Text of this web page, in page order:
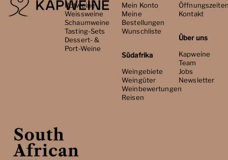
Rotweine
Weissweine
Schaumweine
Tasting-Sets
Dessert- &
Port-Weine
Mein Konto
Meine
Bestellungen
Wunschliste
Südafrika
Weingebiete
Weingüter
Weinbewertungen
Reisen
Kontakt
Über uns
Kapweine
Team
Jobs
Newsletter